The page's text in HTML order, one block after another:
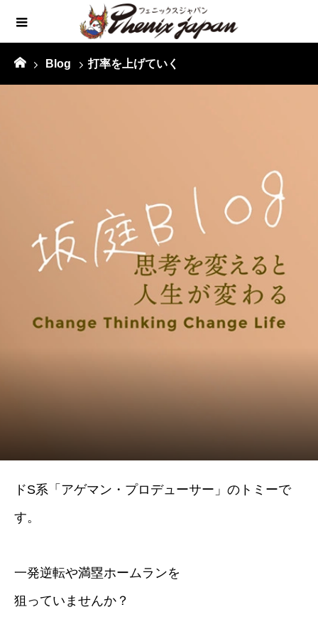
Blog 打率を上げていく
ドS系「アゲマン・プロデューサー」のトミーで
す。
一発逆転や満塁ホームランを
狙っていませんか？